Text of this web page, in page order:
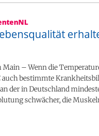
– Wenn die
auch bestimmte
der in Deutschland
schwächer, die